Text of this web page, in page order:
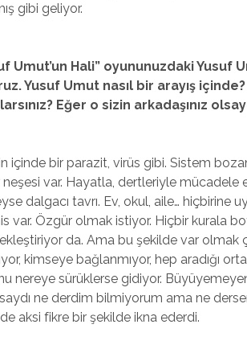
gibi geliyor.
Umut’un Hali” oyununuzdaki Yusuf
Yusuf Umut nasıl bir arayış
Eğer o sizin arkadaşınız
içinde bir parazit, virüs gibi. Sistem
var. Hayatla, dertleriyle mücadele
dalgacı tavrı. Ev, okul, aile… hiçbirine
var. Özgür olmak istiyor. Hiçbir kurala
da. Ama bu şekilde var olmak
kimseye bağlanmıyor, hep aradığı
nereye sürüklerse gidiyor.
ne derdim bilmiyorum ama ne
aksi fikre bir şekilde ikna ederdi.